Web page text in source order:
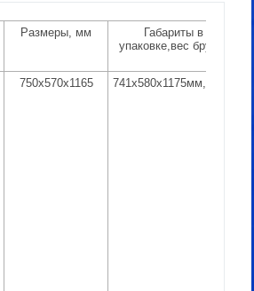
Размеры, мм
Габариты в
упаковке,вес брутто
750х570х1165 741х580х1175мм,155кг